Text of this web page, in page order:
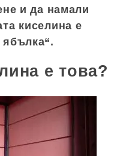
и да намали
киселина е
е това?